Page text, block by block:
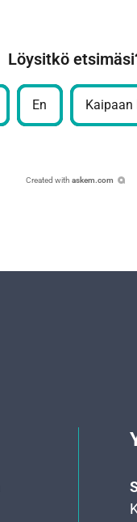
Löysitkö
En Kaipaan
Created with askem.com